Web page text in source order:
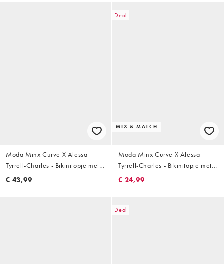
Moda Minx Curve X Alessa
Tyrrell-Charles - Bikinitopje met
brede bandjes en ringen in zwart
€ 43,99
Deal
MIX & MATCH
Moda Minx Curve X Alessa
Tyrrell-Charles - Bikinitopje met
overslag, glitter en metalen
€ 24,99
Deal